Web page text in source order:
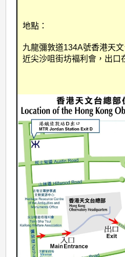
地點：
九龍彌敦道134A號香港天
近尖沙咀街坊褔利會，出口